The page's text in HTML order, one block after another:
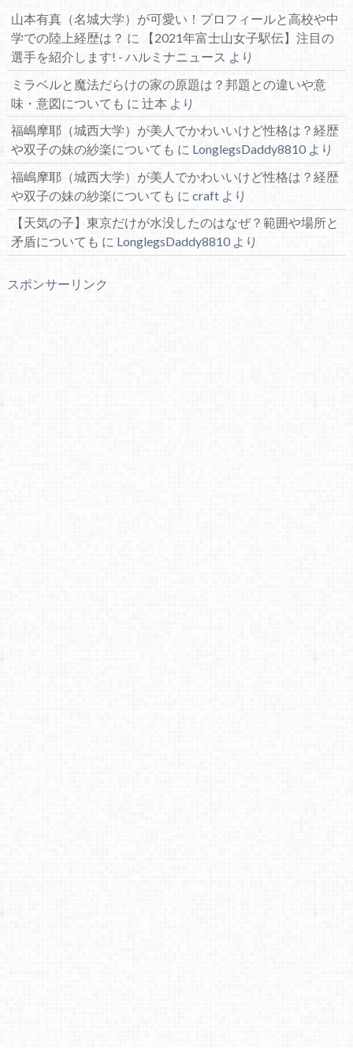
山本有真（名城大学）が可愛い！プロフィールと高校や中
学での陸上経歴は？ に
【2021年富士山女子駅伝】注目の
選手を紹介します! - ハルミナニュース より
ミラベルと魔法だらけの家の原題は？邦題との違いや意
味・意図についても に 辻本 より
福嶋摩耶（城西大学）が美人でかわいいけど性格は？経歴
や双子の妹の紗楽についても に LonglegsDaddy8810より
福嶋摩耶（城西大学）が美人でかわいいけど性格は？経歴
や双子の妹の紗楽についても に craftより
【天気の子】東京だけが水没したのはなぜ？範囲や場所と
矛盾についても に LonglegsDaddy8810より
スポンサーリンク